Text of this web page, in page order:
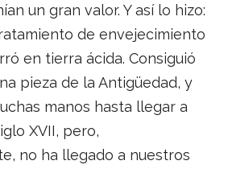
un gran valor. Y así lo hizo:
de envejecimiento
en tierra ácida. Consiguió
pieza de la Antigüedad, y
manos hasta llegar a
XVII, pero,
no ha llegado a nuestros